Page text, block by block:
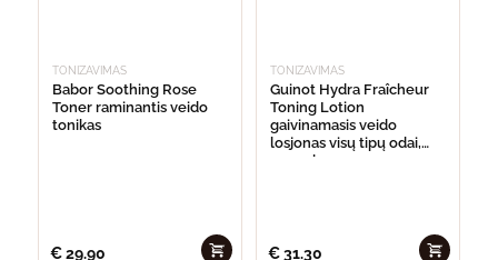
TONIZAVIMAS
Babor Soothing Rose
Toner raminantis veido
tonikas
€29.90
TONIZAVIMAS
Guinot Hydra Fraîcheur
Toning Lotion
gaivinamasis veido
losjonas visų tipų odai,
200 ml
€31.30